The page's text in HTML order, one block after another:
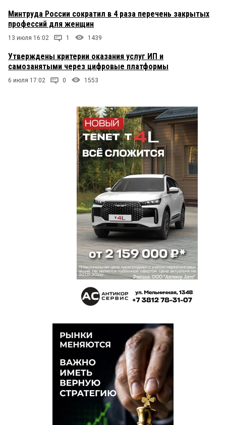
Минтруда России сократил в 4 раза перечень закрытых
профессий для женщин
13 июля 16:02 1 1439
Утверждены критерии оказания услуг ИП и
самозанятыми через цифровые платформы
6 июля 17:02 0 1553